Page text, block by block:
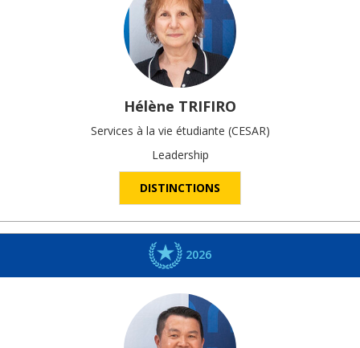
Hélène TRIFIRO
Services à la vie étudiante (CESAR)
Leadership
DISTINCTIONS
2026